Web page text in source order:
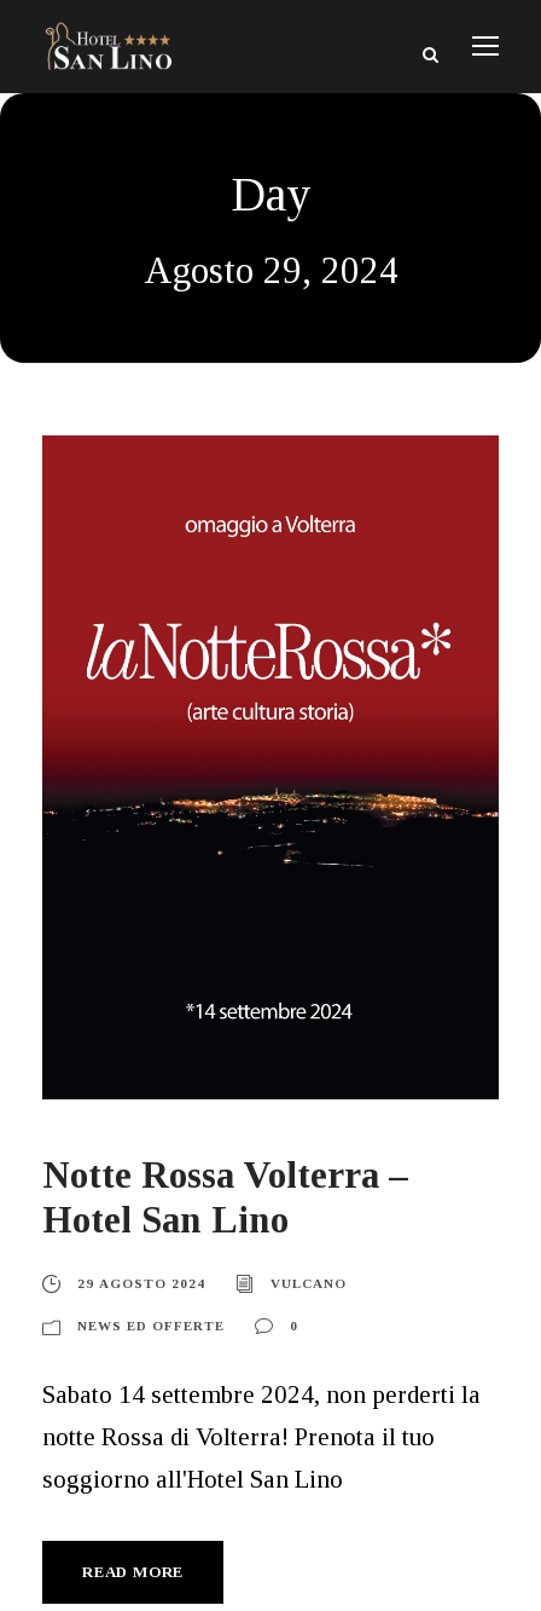
Day
Agosto 29, 2024
Notte Rossa Volterra –
Hotel San Lino
29 AGOSTO 2024 VULCANO
NEWS ED OFFERTE 0
Sabato 14 settembre 2024, non perderti la
notte Rossa di Volterra! Prenota il tuo
soggiorno all'Hotel San Lino
READ MORE